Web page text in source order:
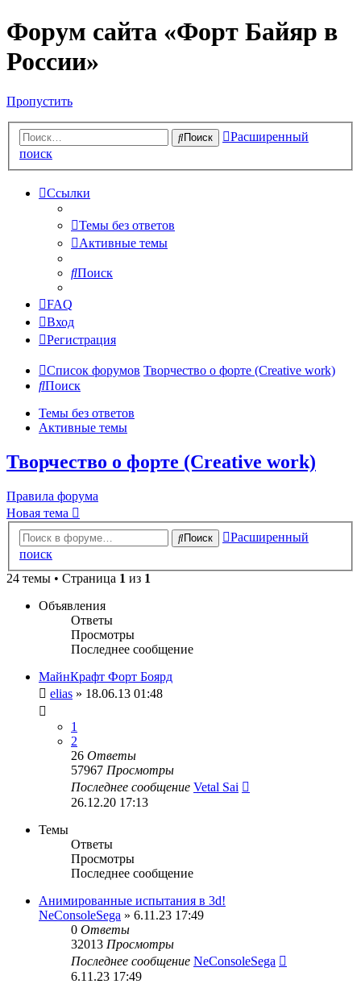
Форум сайта «Форт Байяр в
России»
Пропустить
Поиск
Расширенный
поиск
Ссылки
Темы без ответов
Активные темы
Поиск
FAQ
Вход
Регистрация
Список форумов Творчество о форте (Creative work)
Поиск
Темы без ответов
Активные темы
Творчество о форте (Creative work)
Правила форума
Новая тема
Поиск
Расширенный
поиск
24 темы • Страница 1 из 1
Объявления
Ответы
Просмотры
Последнее сообщение
МайнКрафт Форт Боярд
elias » 18.06.13 01:48
1
2
26 Ответы
57967 Просмотры
Последнее сообщение Vetal Sai
26.12.20 17:13
Темы
Ответы
Просмотры
Последнее сообщение
Анимированные испытания в 3d!
NeConsoleSega » 6.11.23 17:49
0 Ответы
32013 Просмотры
Последнее сообщение NeConsoleSega
6.11.23 17:49